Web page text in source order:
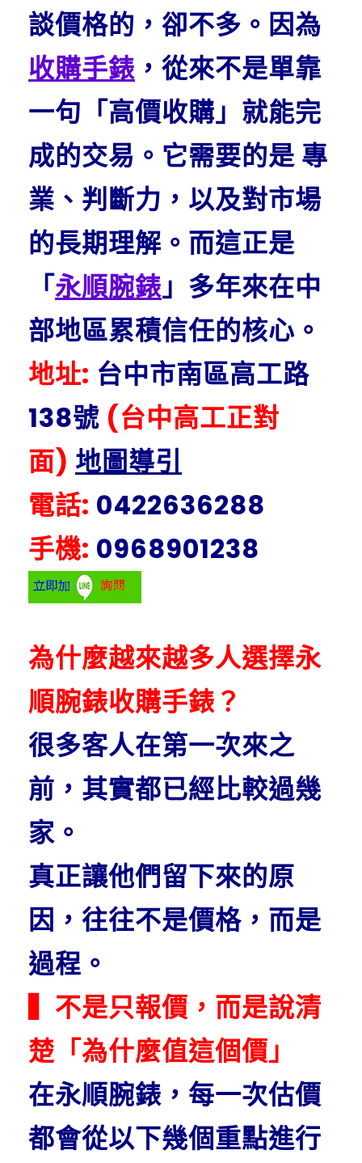
談價格的，卻不多。 因為
收購手錶 ，從來不是單靠
一句「高價收購」就能完
成的交易。 它需要的是 專
業、判斷力，以及對市場
的長期理解。 而這正是
「永順腕錶」多年來在中
部地區累積信任的核心。
地址: 台中市南區高工路
138號 (台中高工正對
面) 地圖導引
電話: 0422636288
手機: 0968901238
為什麼越來越多人選擇永
順腕錶收購手錶？
很多客人在第一次來之
前，其實都已經比較過幾
家。
真正讓他們留下來的原
因，往往不是價格，而是
過程。
▍不是只報價，而是說清
楚「為什麼值這個價」
在永順腕錶，每一次估價
都會從以下幾個重點進行